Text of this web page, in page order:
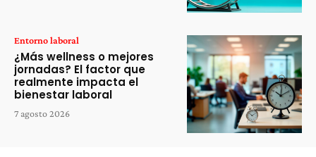
Entorno laboral
¿Más wellness o mejores
jornadas? El factor que
realmente impacta el
bienestar laboral
7 agosto 2026